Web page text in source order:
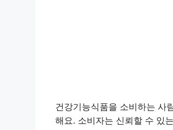
건강기능식품을 소비하는 사
해요. 소비자는 신뢰할 수 있